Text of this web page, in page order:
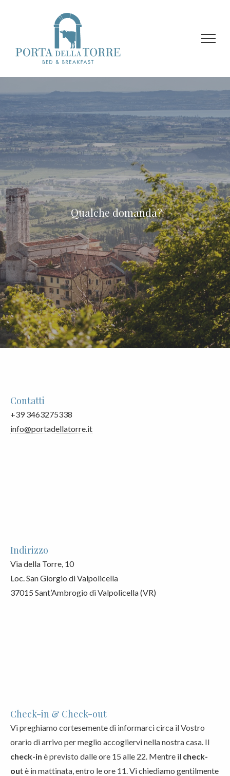
Qualche domanda?
Contatti
+39 3463275338
info@portadellatorre.it
Indirizzo
Via della Torre, 10
Loc. San Giorgio di Valpolicella
37015 Sant’Ambrogio di Valpolicella (VR)
Check-in & Check-out
Vi preghiamo cortesemente di informarci circa il Vostro
orario di arrivo per meglio accogliervi nella nostra casa. Il
check-in è previsto dalle ore 15 alle 22. Mentre il check-
outè in mattinata, entro le ore 11.Vi chiediamo gentilmente